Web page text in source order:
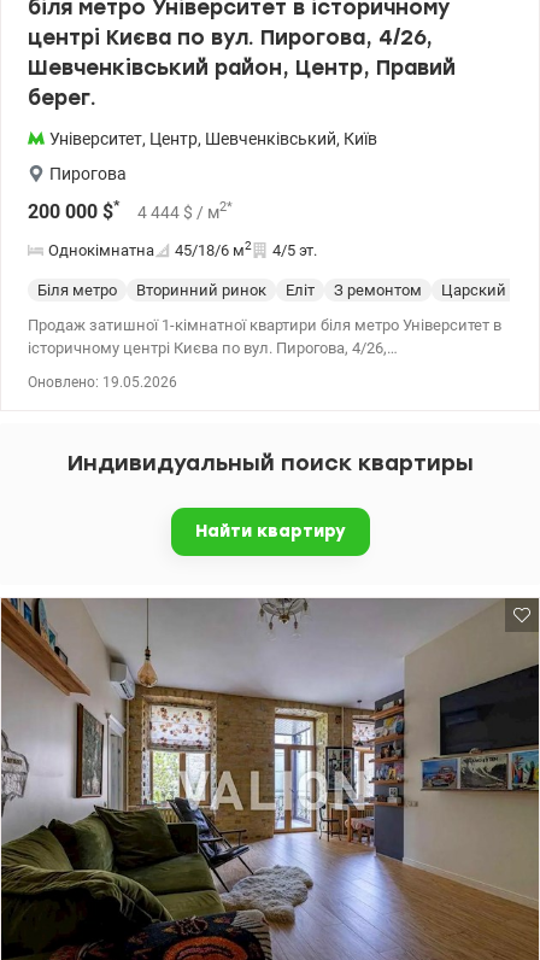
біля метро Університет в історичному
центрі Києва по вул. Пирогова, 4/26,
Шевченківський район, Центр, Правий
берег.
Університет, Центр, Шевченківський, Київ
Пирогова
200 000 $* 4 444 $ / м2*
Однокімнатна 45/18/6 м2 4/5 эт.
Біля метро Вторинний ринок Еліт З ремонтом
Царский
Продаж затишної 1-кімнатної квартири біля метро Університет в
історичному центрі Києва по вул. Пирогова, 4/26,
від метро і ботанічного саду імені Фоміна. Добрий житловий стан
коротка історична вулиця у Шевченківському районі Києва,
розташована в місцевості Афанасівський яр біля
Володимирського собору, Червоного корпусу КУ імені Шевченка і
— поруч метро, університети, кафе, магазини та вся міська
інфраструктура. Великий досвід допомоги з купівлі квартир за
державними програмами, безготівковий розрахунок: 1) Є-оселя
(єОселя), єВідновлення, Сертифікат, 2) Житло для ВПО та
військових (постанова 280 та інші), Молодіжний кредит
Телефонуйте та приходьте на перегляди. Ціна 200 000у.о. Комісію
сплачує покупець 0968144949 Едуард valion.ua/1150592
Оновлено: 19.05.2026
Индивидуальный поиск квартиры
Найти квартиру